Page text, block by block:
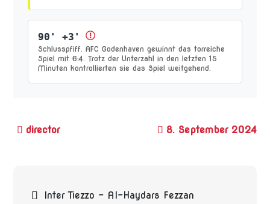
90' +3'
Schlusspfiff. AFC Godenhaven gewinnt das torreiche
Spiel mit 6:4. Trotz der Unterzahl in den letzten 15
Minuten kontrollierten sie das Spiel weitgehend.
8. September 2024
Beitragsnavigation
Inter Tiezzo – Al-Haydars Fezzan